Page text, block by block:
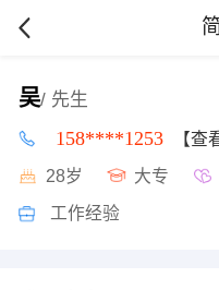
吴/ 先生
158****1253 【查
28岁 大专
工作经验